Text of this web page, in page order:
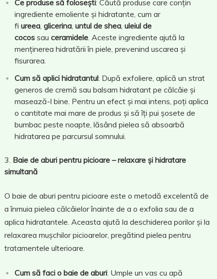
Ce produse să folosești: Căută produse care conțin
ingrediente emoliente și hidratante, cum ar
fi ureea, glicerina, untul de shea, uleiul de
cocossau ceramidele. Aceste ingrediente ajută la
menținerea hidratării în piele, prevenind uscarea și
fisurarea.
Cum să aplici hidratantul: După exfoliere, aplică un strat
generos de cremă sau balsam hidratant pe călcâie și
masează-l bine. Pentru un efect și mai intens, poți aplica
o cantitate mai mare de produs și să îți pui șosete de
bumbac peste noapte, lăsând pielea să absoarbă
hidratarea pe parcursul somnului.
Baie de aburi pentru picioare – relaxare și hidratare
simultană
O baie de aburi pentru picioare este o metodă excelentă de
a înmuia pielea călcâielor înainte de a o exfolia sau de a
aplica hidratantele. Aceasta ajută la deschiderea porilor și la
relaxarea mușchilor picioarelor, pregătind pielea pentru
tratamentele ulterioare.
Cum să faci o baie de aburi: Umple un vas cu apă